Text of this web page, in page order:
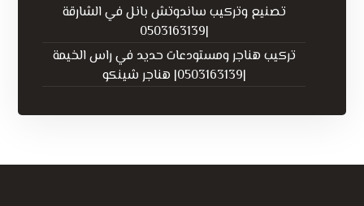
تصنيع وتركيب ساندوتش بانل في الشارقة
|0503163139
تركيب هناجر ومستودعات حديد في راس الخيمة
|0503163139| هناجر شينكو